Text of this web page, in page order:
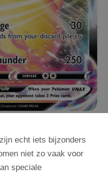
echt iets bijzonders
niet zo vaak voor
speciale